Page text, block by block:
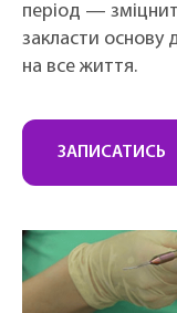
період —
закласти основу
на все життя.
ЗАПИСАТИСЬ